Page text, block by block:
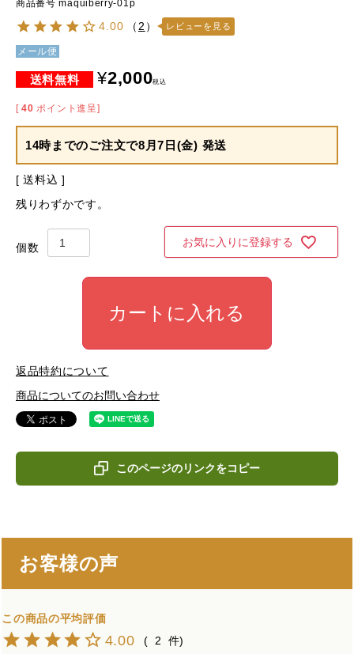
商品番号 maquiberry-01p
4.00 （ 2 ） レビューを見る
メール便
¥2,000税込
[ 40 ポイント進呈]
14時までのご注文で8月7日(金) 発送
送料込
残りわずかです。
お気に入りに登録する
カートに入れる
返品特約について
商品についてのお問い合わせ
このページのリンクをコピー
お客様の声
4.00 2